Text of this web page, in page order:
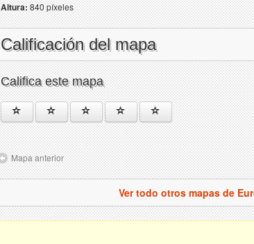
Altura:840 píxeles
Calificación del mapa
Califica este mapa
Mapa anterior
Ver todo otros mapas de